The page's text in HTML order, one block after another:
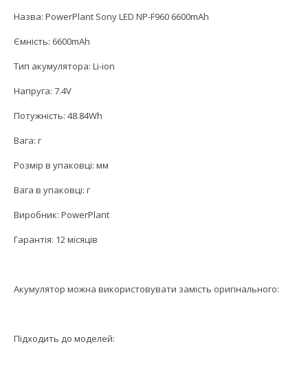
Назва: PowerPlant Sony LED NP-F960 6600mAh
Ємність: 6600mAh
Тип акумулятора: Li-ion
Напруга: 7.4V
Потужність: 48.84Wh
Вага: г
Розмір в упаковці: мм
Вага в упаковці: г
Виробник: PowerPlant
Гарантія: 12 місяців
Акумулятор можна використовувати замість оригінального:
Підходить до моделей: